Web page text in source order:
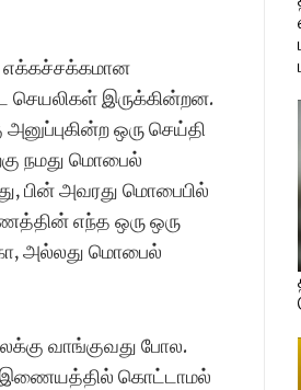
எக்கச்சக்கமான
செயலிகள் இருக்கின்றன.
ஒரு செய்தி
நமது மொபைல்
பின் அவரது மொபைபில்
எந்த ஒரு ஒரு
அல்லது மொபைல்
வாங்குவது போல.
இணையத்தில் கொட்டாமல்